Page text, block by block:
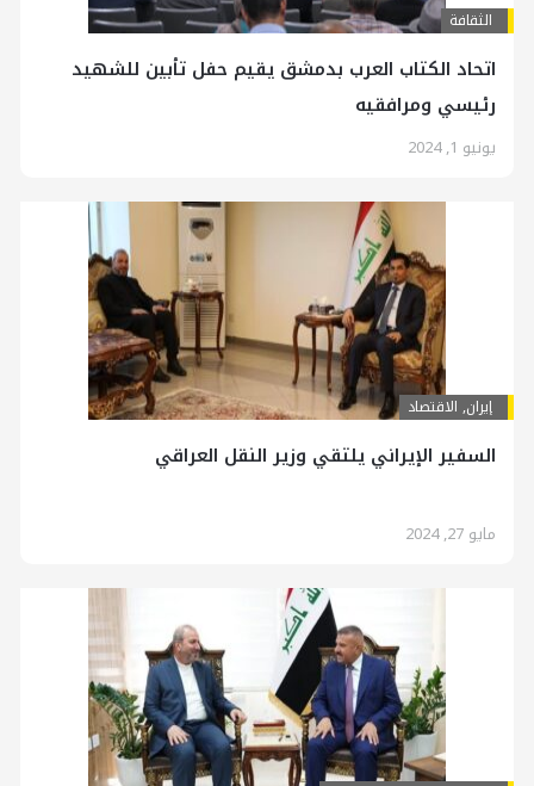
الثقافة
اتحاد الكتاب العرب بدمشق يقيم حفل تأبين للشهيد
رئيسي ومرافقيه
يونيو 1, 2024
إيران, الاقتصاد
السفير الإيراني يلتقي وزير النقل العراقي
مايو 27, 2024